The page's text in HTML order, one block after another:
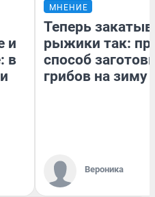
и
в
МНЕНИЕ
Теперь
рыжики так:
способ
грибов на зиму
Вероника